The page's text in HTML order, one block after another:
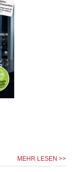
MEHR LESEN >>